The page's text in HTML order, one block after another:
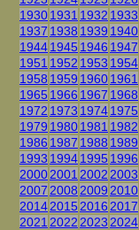
19301931 1932 1933
1937 1938 1939 1940
19441945 1946 1947
1951 1952 1953 1954
1958 1959 19601961
1965 1966 1967 1968
1972 1973 19741975
1979 19801981 1982
1986 1987 1988 1989
1993 19941995 1996
20002001 2002 2003
2007 2008 2009 2010
20142015 2016 2017
2021 2022 2023 2024